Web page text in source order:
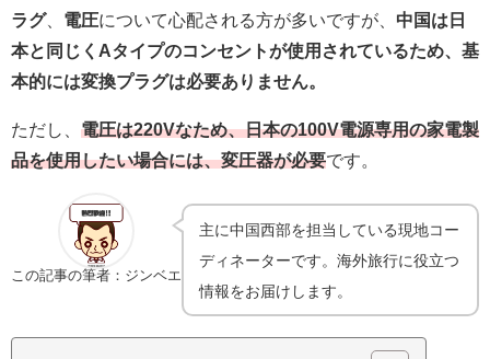
ラグ、 電圧について心配される方が多いですが、 中国は日
本と同じくAタイプのコンセントが使用されているため、基
本的には変換プラグは必要ありません。
ただし、 電圧は220Vなため、日本の100V電源専用の家電製
品を使用したい場合には、変圧器が必要です。
この記事の筆者：ジンベエ
主に中国西部を担当している現地コー
ディネーターです。海外旅行に役立つ
情報をお届けします。